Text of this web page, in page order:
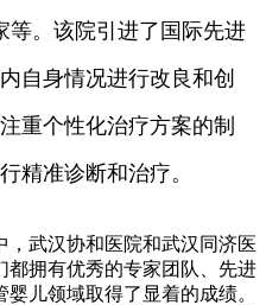
等。该院引进了国际先进
自身情况进行改良和创
重个性化治疗方案的制
精准诊断和治疗。
武汉协和医院和武汉同济医
都拥有优秀的专家团队、先进
儿领域取得了显着的成绩。